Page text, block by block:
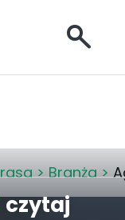
> Branża >
czytaj